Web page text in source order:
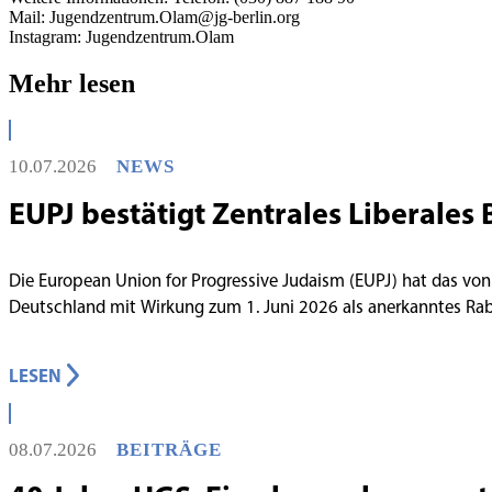
Mail: Jugendzentrum.Olam@jg-berlin.org
Instagram: Jugendzentrum.Olam
Mehr lesen
10.07.2026 NEWS
EUPJ bestätigt Zentrales
Die European Union for Progressive Judaism (EUPJ) hat das
Deutschland mit Wirkung zum 1. Juni 2026 als anerkanntes
LESEN
08.07.2026 BEITRÄGE